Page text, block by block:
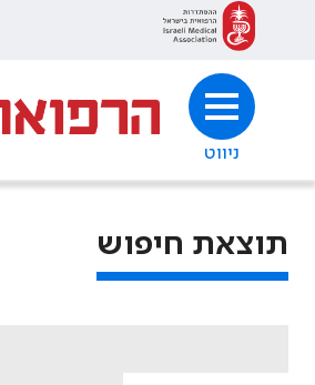
ניווט
תוצאת חיפוש